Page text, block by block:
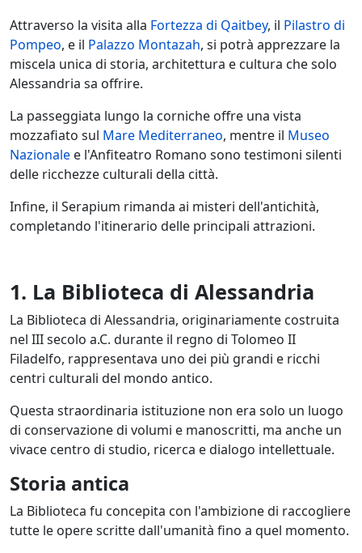
Attraverso la visita alla Fortezza di Qaitbey, il Pilastro di
Pompeo, e il Palazzo Montazah, si potrà apprezzare la
miscela unica di storia, architettura e cultura che solo
Alessandria sa offrire.
La passeggiata lungo la corniche offre una vista
mozzafiato sul Mare Mediterraneo, mentre il Museo
Nazionale e l'Anfiteatro Romano sono testimoni silenti
delle ricchezze culturali della città.
Infine, il Serapium rimanda ai misteri dell'antichità,
completando l'itinerario delle principali attrazioni.
1. La Biblioteca di Alessandria
La Biblioteca di Alessandria, originariamente costruita
nel III secolo a.C. durante il regno di Tolomeo II
Filadelfo, rappresentava uno dei più grandi e ricchi
centri culturali del mondo antico.
Questa straordinaria istituzione non era solo un luogo
di conservazione di volumi e manoscritti, ma anche un
vivace centro di studio, ricerca e dialogo intellettuale.
Storia antica
La Biblioteca fu concepita con l'ambizione di raccogliere
tutte le opere scritte dall'umanità fino a quel momento.